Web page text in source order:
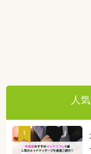
人
1